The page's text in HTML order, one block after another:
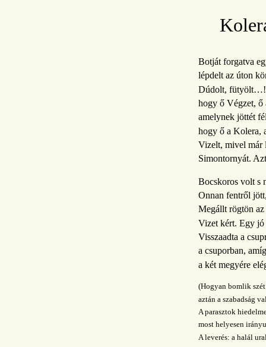
Botját forgatva
lépdelt az úton
Dúdolt, fütyölt…!
hogy ő Végzet, ő
amelynek jöttét
hogy ő a Kolera,
Vizelt, mivel már
Simontornyát.
Bocskoros volt s
Onnan fentről
Megállt rögtön
Vizet kért. Egy
Visszaadta a
a csuporban,
a két megyére
(Hogyan bomlik
aztán a szabadság
A parasztok
most helyesen
A leverés: a halál